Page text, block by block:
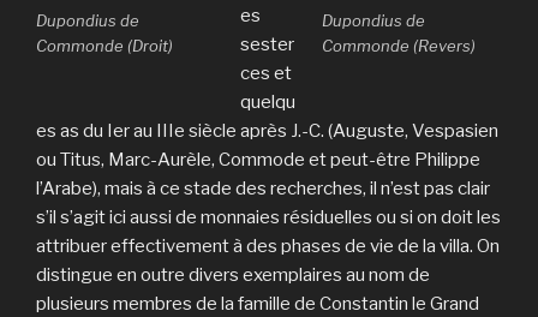
Dupondius de
Commonde (Revers)
Dupondius de
Commonde (Droit)
es
sester
ces et
quelqu
es as du Ier au IIIe siècle après J.-C. (Auguste, Vespasien
ou Titus, Marc-Aurèle, Commode et peut-être Philippe
l’Arabe), mais à ce stade des recherches, il n’est pas clair
s’il s’agit ici aussi de monnaies résiduelles ou si on doit les
attribuer effectivement à des phases de vie de la villa. On
distingue en outre divers exemplaires au nom de
plusieurs membres de la famille de Constantin le Grand